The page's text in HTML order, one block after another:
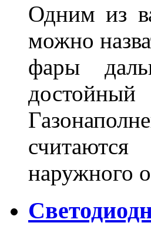
Одним из
можно
фары
наружного